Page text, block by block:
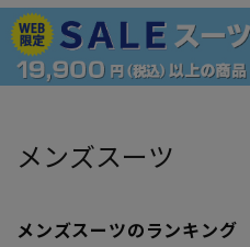
メンズスーツ
メンズスーツのランキング